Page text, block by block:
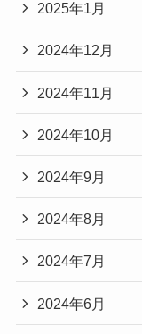
2025年1月
2024年12月
2024年11月
2024年10月
2024年9月
2024年8月
2024年7月
2024年6月